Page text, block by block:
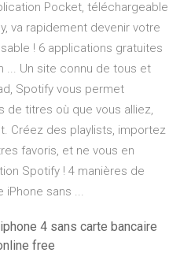
Pocket, téléchargeable
va rapidement devenir votre
! 6 applications gratuites
... Un site connu de tous et
Spotify vous permet
de titres où que vous alliez,
Créez des playlists, importez
favoris, et ne vous en
Spotify ! 4 manières de
iPhone sans ...
4 sans carte bancaire
free